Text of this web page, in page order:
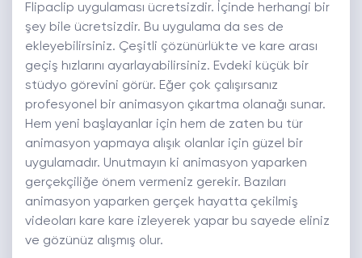
Flipaclip uygulaması ücretsizdir. İçinde herhangi bir
şey bile ücretsizdir. Bu uygulama da ses de
ekleyebilirsiniz. Çeşitli çözünürlükte ve kare arası
geçiş hızlarını ayarlayabilirsiniz. Evdeki küçük bir
stüdyo görevini görür. Eğer çok çalışırsanız
profesyonel bir animasyon çıkartma olanağı sunar.
Hem yeni başlayanlar için hem de zaten bu tür
animasyon yapmaya alışık olanlar için güzel bir
uygulamadır. Unutmayın ki animasyon yaparken
gerçekçiliğe önem vermeniz gerekir. Bazıları
animasyon yaparken gerçek hayatta çekilmiş
videoları kare kare izleyerek yapar bu sayede eliniz
ve gözünüz alışmış olur.